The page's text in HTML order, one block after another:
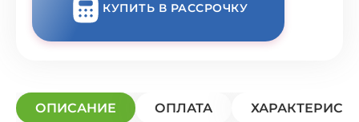
КУПИТЬ В РАССРОЧКУ
ОПИСАНИЕ ОПЛАТА